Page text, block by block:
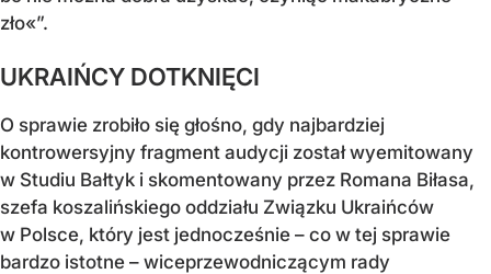
zło«”.
UKRAIŃCY DOTKNIĘCI
O sprawie zrobiło się głośno, gdy najbardziej
kontrowersyjny fragment audycji został wyemitowany
w Studiu Bałtyk i skomentowany przez Romana Biłasa,
szefa koszalińskiego oddziału Związku Ukraińców
w Polsce, który jest jednocześnie – co w tej sprawie
bardzo istotne – wiceprzewodniczącym rady